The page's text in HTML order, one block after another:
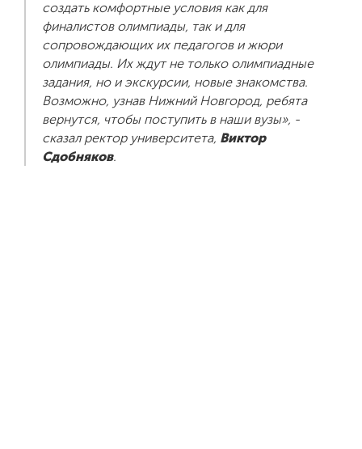
Приемная
комиссия
+7 (831) 262-26-20
создать комфортные условия как для
финалистов олимпиады, так и для
сопровождающих их педагогов и жюри
олимпиады. Их ждут не только олимпиадные
задания, но и экскурсии, новые знакомства.
Возможно, узнав Нижний Новгород, ребята
вернутся, чтобы поступить в наши вузы», -
сказал ректор университета, Виктор
Сдобняков.